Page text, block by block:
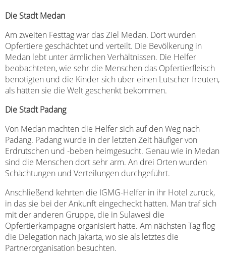
Die Stadt Medan
Am zweiten Festtag war das Ziel Medan. Dort wurden
Opfertiere geschächtet und verteilt. Die Bevölkerung in
Medan lebt unter ärmlichen Verhältnissen. Die Helfer
beobachteten, wie sehr die Menschen das Opfertierfleisch
benötigten und die Kinder sich über einen Lutscher freuten,
als hätten sie die Welt geschenkt bekommen.
Die Stadt Padang
Von Medan machten die Helfer sich auf den Weg nach
Padang. Padang wurde in der letzten Zeit häufiger von
Erdrutschen und -beben heimgesucht. Genau wie in Medan
sind die Menschen dort sehr arm. An drei Orten wurden
Schächtungen und Verteilungen durchgeführt.
Anschließend kehrten die IGMG-Helfer in ihr Hotel zurück,
in das sie bei der Ankunft eingecheckt hatten. Man traf sich
mit der anderen Gruppe, die in Sulawesi die
Opfertierkampagne organisiert hatte. Am nächsten Tag flog
die Delegation nach Jakarta, wo sie als letztes die
Partnerorganisation besuchten.